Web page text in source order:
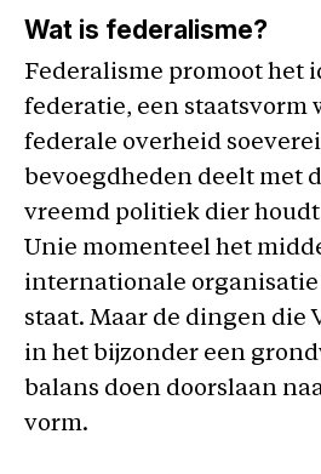
Wat is federalisme?
Federalisme promoot het
federatie, een staatsvorm
federale overheid
bevoegdheden deelt met
vreemd politiek dier houdt
Unie momenteel het
internationale organisatie
staat. Maar de dingen die
in het bijzonder een
balans doen doorslaan
vorm.